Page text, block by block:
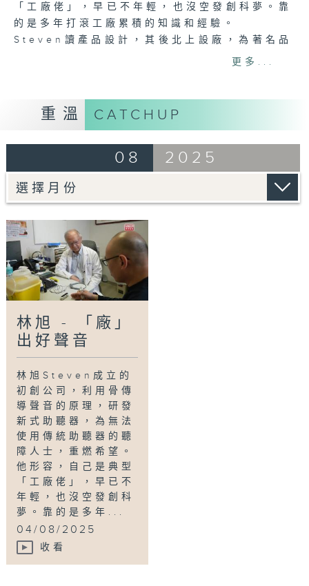
「工廠佬」，早已不年輕，也沒空發創科夢。靠
的是多年打滾工廠累積的知識和經驗。
Steven讀產品設計，其後北上設廠，為著名品
牌做「代工」—即按照客人的想法，代為生產產
他算盡每一顆螺絲。後來，工廠邊際利潤減少，
「工廠佬」也感覺工作沉悶，一心求變，但怎樣
用科技的經驗和眼光，於是，這次他決定創自己
的產品，先後發明新式擴音機和助聽器，將好聲
音傳給用家。
「工廠佬」踏上創科路，從想法到研發，從生產
到推廣，產品的生命力牽引他走出工廠，面對用
家，親眼看見產品為聽障者帶來希望。這過程也
讓滿腦子生意經的他漸漸明白，這早就不只是一
盤生意。
更多...
重溫 CATCHUP
08 2025
林旭 - 「廠」
出好聲音
林旭Steven成立的
初創公司，利用骨傳
導聲音的原理，研發
新式助聽器，為無法
使用傳統助聽器的聽
障人士，重燃希望。
他形容，自己是典型
「工廠佬」，早已不
年輕，也沒空發創科
夢。靠的是多年...
04/08/2025
收看